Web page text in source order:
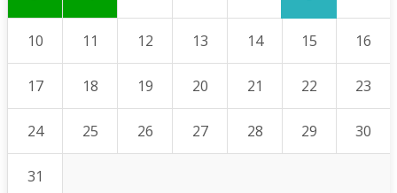
10 11 12 13 14 15 16
17 18 19 20 21 22 23
24 25 26 27 28 29 30
31